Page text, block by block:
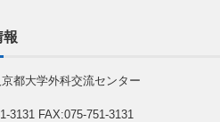
報
都大学外科交流センター
3131 FAX:075-751-3131